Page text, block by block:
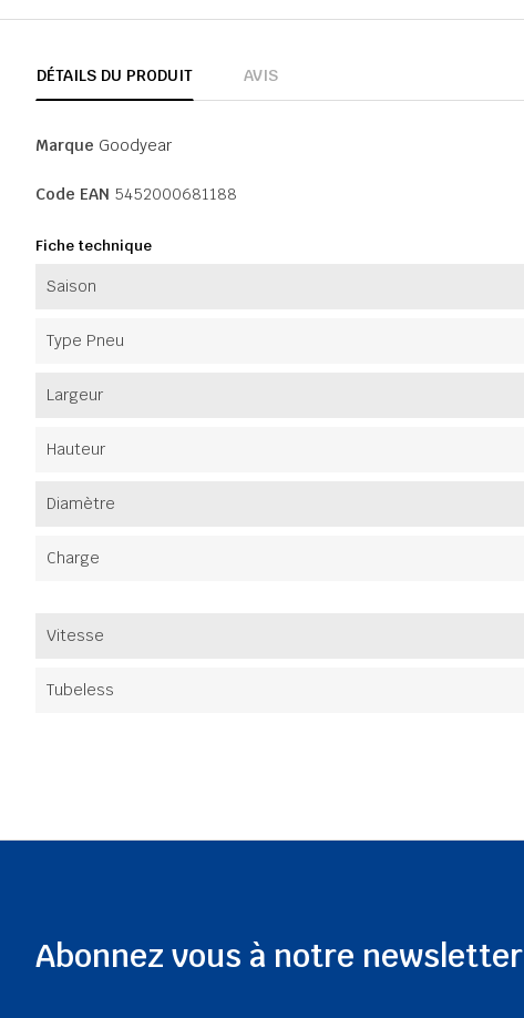
DÉTAILS DU PRODUIT AVIS
Marque Goodyear
Code EAN 5452000681188
Fiche technique
Saison
Type Pneu
Largeur
Hauteur
Diamètre
Charge
Vitesse
Tubeless
Abonnez vous à notre newsletter